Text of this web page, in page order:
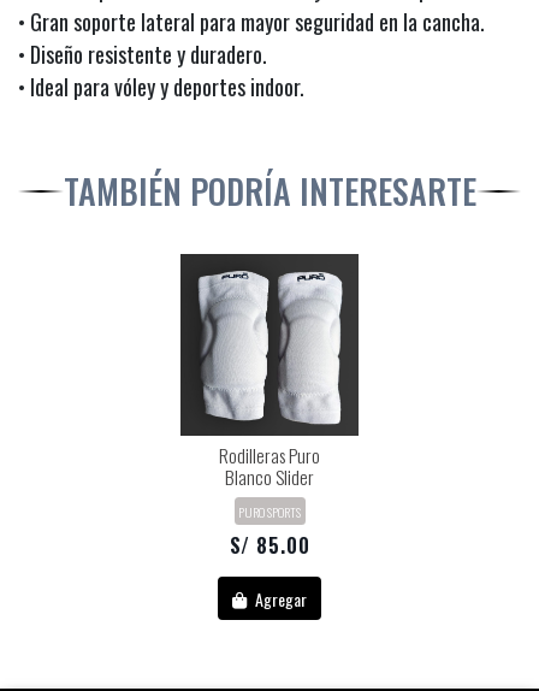
• Gran soporte lateral para mayor seguridad en la cancha.
• Diseño resistente y duradero.
• Ideal para vóley y deportes indoor.
TAMBIÉN PODRÍA INTERESARTE
Rodilleras Puro
Blanco Slider
PURO SPORTS
S/ 85.00
Agregar